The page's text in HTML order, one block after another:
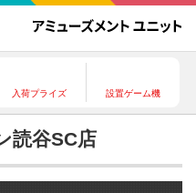
入荷プライズ 設置ゲーム機
読谷SC店